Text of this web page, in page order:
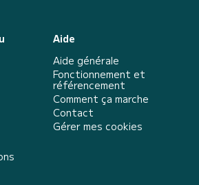
Aide
Aide générale
Fonctionnement et
référencement
Comment ça marche
Contact
Gérer mes cookies